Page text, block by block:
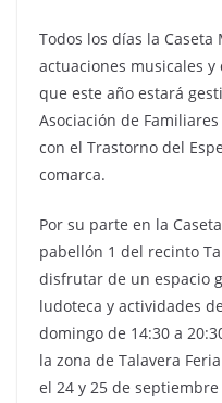
Todos los días la
actuaciones musicales
que este año estará
Asociación de
con el Trastorno del
comarca.
Por su parte en la
pabellón 1 del recinto
disfrutar de un espacio
ludoteca y actividades
domingo de 14:30 a
la zona de Talavera
el 24 y 25 de